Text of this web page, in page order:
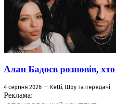
Алан Бадоєв розповів,
4 серпня 2026 — Ketti, Шоу та передачі
Реклама: